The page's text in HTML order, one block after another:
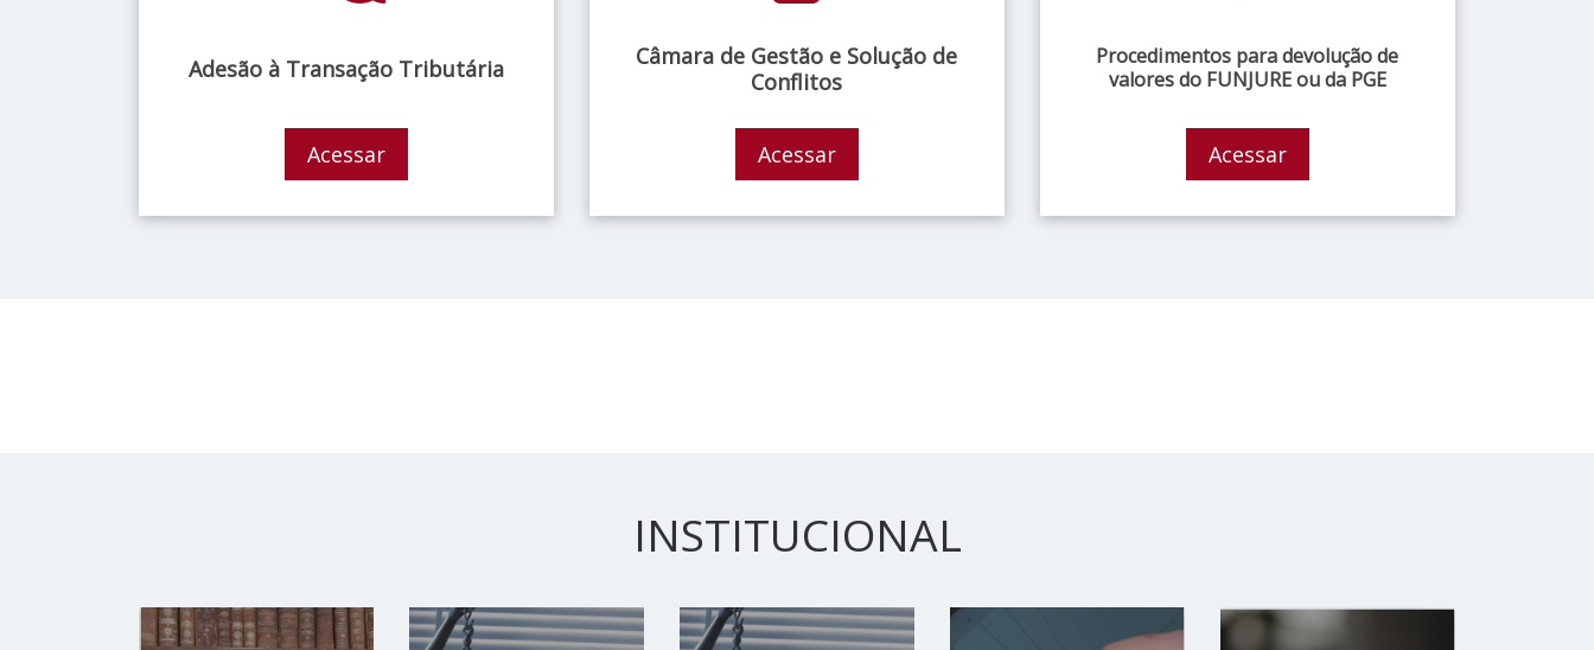
Adesão à Transação Tributária
Acessar
Câmara de Gestão e Solução de
Conflitos
Acessar
Procedimentos para devolução de
valores do FUNJURE ou da PGE
Acessar
INSTITUCIONAL